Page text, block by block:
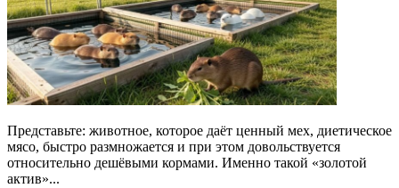
Представьте: животное, которое даёт ценный мех, диетическое
мясо, быстро размножается и при этом довольствуется
относительно дешёвыми кормами. Именно такой «золотой
актив»...